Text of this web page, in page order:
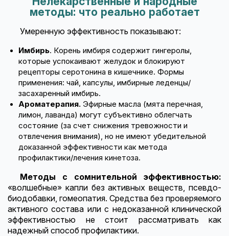
методы: что реально работает
Умеренную эффективность показывают:
Имбирь. Корень имбиря содержит гингеролы,
которые успокаивают желудок и блокируют
рецепторы серотонина в кишечнике. Формы
применения: чай, капсулы, имбирные леденцы/
засахаренный имбирь.
Ароматерапия.Эфирные масла (мята перечная,
лимон, лаванда) могут субъективно облегчать
состояние (за счет снижения тревожности и
отвлечения внимания), но не имеют убедительной
доказанной эффективности как метода
профилактики/лечения кинетоза.
Методы с сомнительной эффективностью:
«волшебные» капли без активных веществ, псевдо-
биодобавки, гомеопатия. Средства без проверяемого
активного состава или с недоказанной клинической
эффективностью не стоит рассматривать как
надежный способ профилактики.